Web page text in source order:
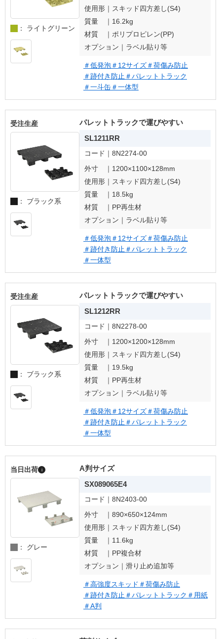
： ライトグリーン
使用形｜ スキッド四方差し(S4)
質量 ｜ 16.2kg
材質 ｜ ポリプロピレン(PP)
オプション｜ ラベル貼り等
＃低発泡＃12サイズ＃荷傷み防止
＃跡付き防止 ＃パレットトラック
＃一斗缶＃一体型
受注生産
： ブラック系
パレットトラックで運びやすい
SL1211RR
コード｜ 8N2274-00
外寸 ｜ 1200×1100×128mm
使用形｜ スキッド四方差し(S4)
質量 ｜ 18.5kg
材質 ｜ PP再生材
オプション｜ ラベル貼り等
＃低発泡＃12サイズ＃荷傷み防止
＃跡付き防止 ＃パレットトラック
＃一体型
受注生産
： ブラック系
パレットトラックで運びやすい
SL1212RR
コード｜ 8N2278-00
外寸 ｜ 1200×1200×128mm
使用形｜ スキッド四方差し(S4)
質量 ｜ 19.5kg
材質 ｜ PP再生材
オプション｜ ラベル貼り等
＃低発泡＃12サイズ＃荷傷み防止
＃跡付き防止 ＃パレットトラック
＃一体型
当日出荷 i
： グレー
A判サイズ
SX089065E4
コード｜ 8N2403-00
外寸 ｜ 890×650×124mm
使用形｜ スキッド四方差し(S4)
質量 ｜ 11.6kg
材質 ｜ PP複合材
オプション｜ 滑り止め追加等
＃高強度スキッド ＃荷傷み防止
＃跡付き防止 ＃パレットトラック ＃用紙
＃A判